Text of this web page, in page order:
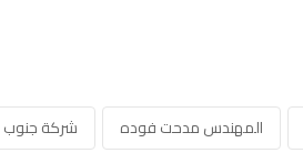
المهندس مدحت فوده شركة جنوب